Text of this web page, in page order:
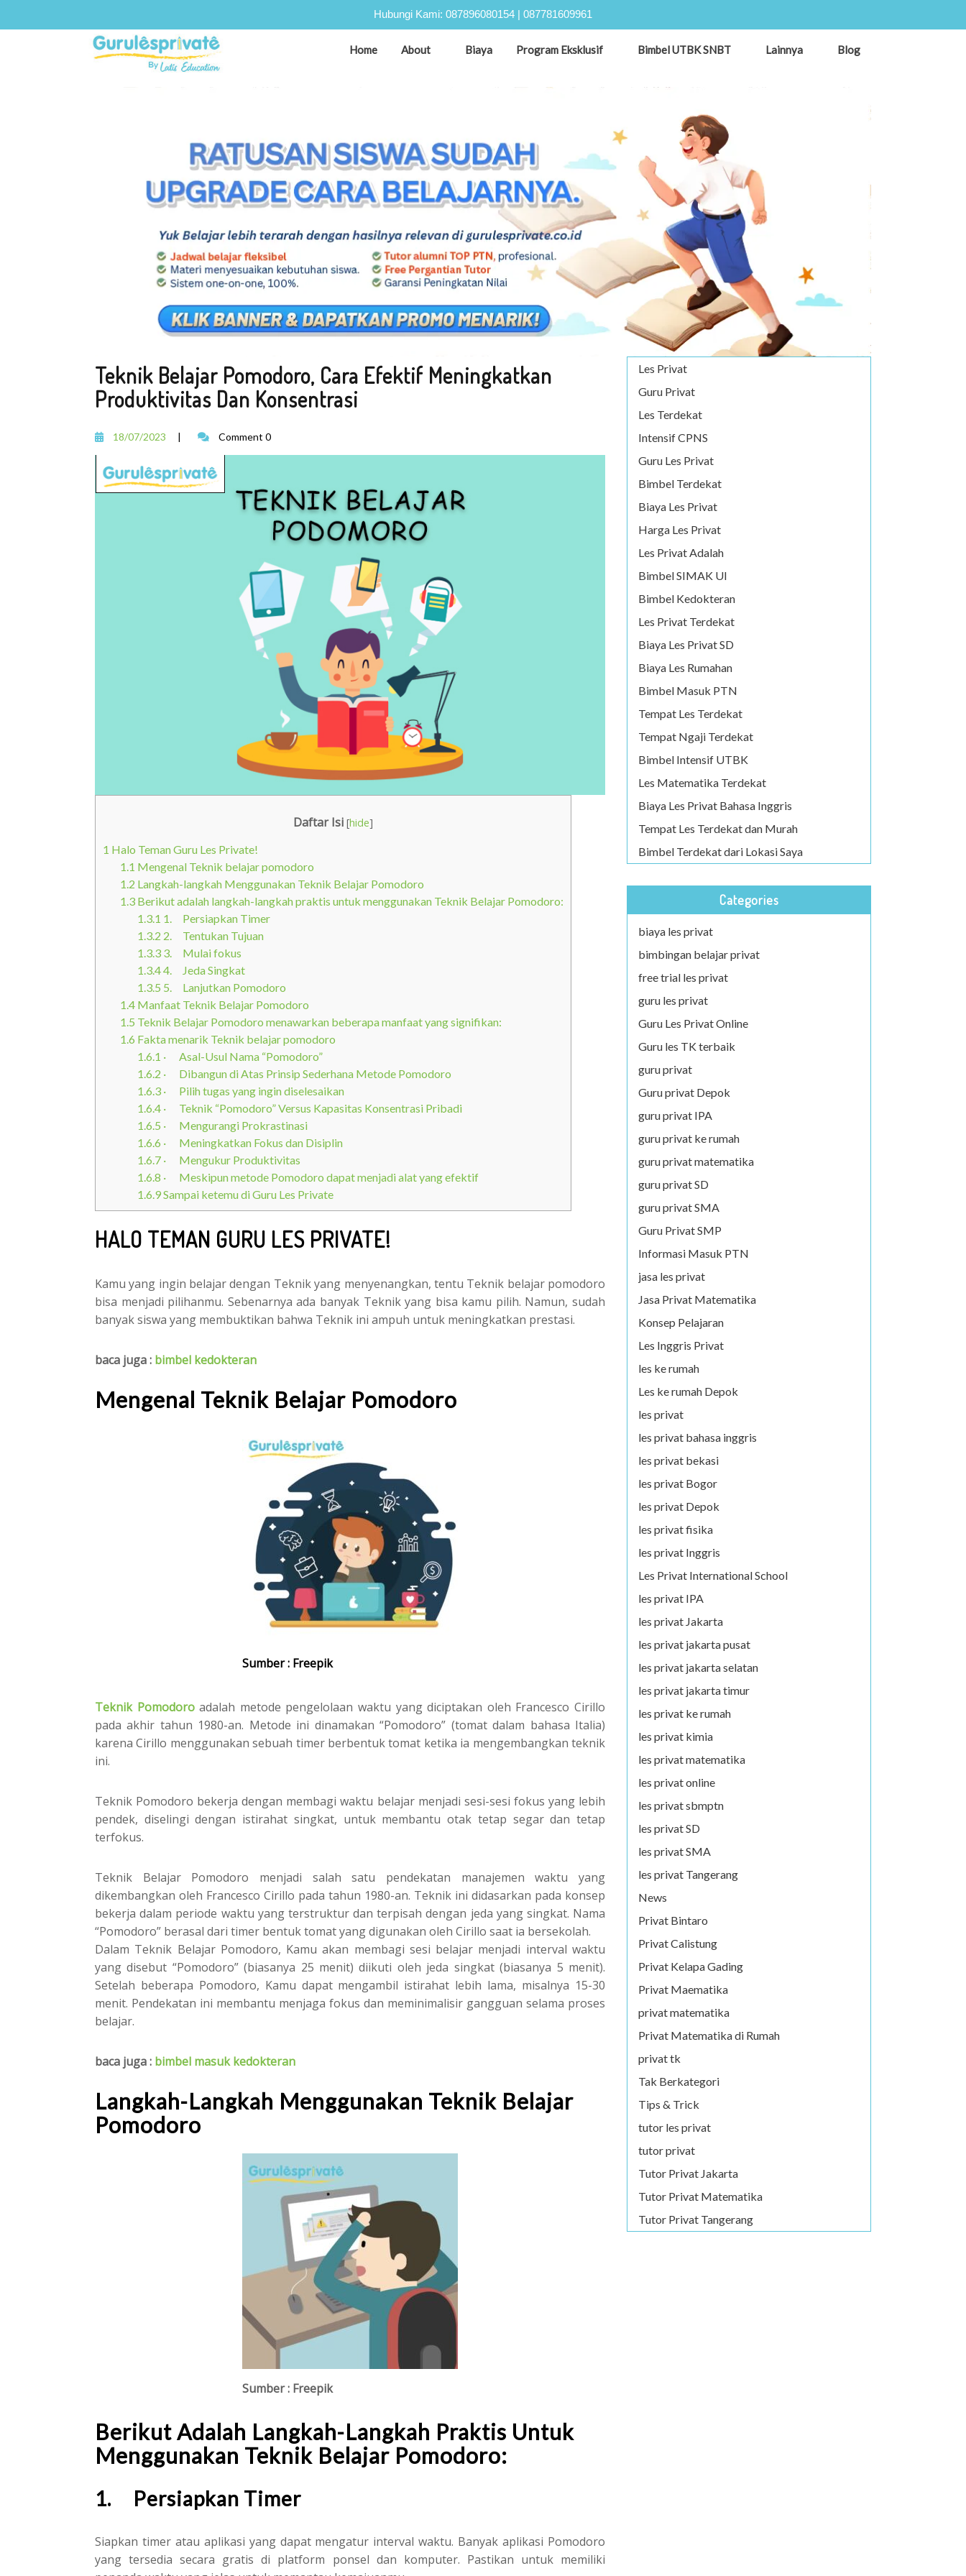
Hubungi Kami: 087896080154 | 087781609961
Home About Biaya Program Eksklusif Bimbel UTBK SNBT Lainnya Blog
Teknik Belajar Pomodoro, Cara Efektif Meningkatkan
Produktivitas Dan Konsentrasi
18/07/2023 | Comment 0
Daftar Isi [hide]
1 Halo Teman Guru Les Private!
1.1 Mengenal Teknik belajar pomodoro
1.2 Langkah-langkah Menggunakan Teknik Belajar Pomodoro
1.3 Berikut adalah langkah-langkah praktis untuk menggunakan Teknik Belajar Pomodoro:
1.3.1 1. Persiapkan Timer
1.3.2 2. Tentukan Tujuan
1.3.3 3. Mulai fokus
1.3.44. Jeda Singkat
1.3.5 5. Lanjutkan Pomodoro
1.4 Manfaat Teknik Belajar Pomodoro
1.5 Teknik Belajar Pomodoro menawarkan beberapa manfaat yang signifikan:
1.6 Fakta menarik Teknik belajar pomodoro
1.6.1 · Asal-Usul Nama “Pomodoro”
1.6.2 · Dibangun di Atas Prinsip Sederhana Metode Pomodoro
1.6.3 · Pilih tugas yang ingin diselesaikan
1.6.4 · Teknik “Pomodoro” Versus Kapasitas Konsentrasi Pribadi
1.6.5 · Mengurangi Prokrastinasi
1.6.6 · Meningkatkan Fokus dan Disiplin
1.6.7 · Mengukur Produktivitas
1.6.8 · Meskipun metode Pomodoro dapat menjadi alat yang efektif
1.6.9Sampai ketemu di Guru Les Private
HALO TEMAN GURU LES PRIVATE!
Kamu yang ingin belajar dengan Teknik yang menyenangkan, tentu Teknik belajar pomodoro
bisa menjadi pilihanmu. Sebenarnya ada banyak Teknik yang bisa kamu pilih. Namun, sudah
banyak siswa yang membuktikan bahwa Teknik ini ampuh untuk meningkatkan prestasi.
baca juga : bimbel kedokteran
Mengenal Teknik Belajar Pomodoro
Sumber : Freepik
Teknik Pomodoroadalah metode pengelolaan waktu yang diciptakan oleh Francesco Cirillo
pada akhir tahun 1980-an. Metode ini dinamakan “Pomodoro” (tomat dalam bahasa Italia)
karena Cirillo menggunakan sebuah timer berbentuk tomat ketika ia mengembangkan teknik
ini.
Teknik Pomodoro bekerja dengan membagi waktu belajar menjadi sesi-sesi fokus yang lebih
pendek, diselingi dengan istirahat singkat, untuk membantu otak tetap segar dan tetap
terfokus.
Teknik Belajar Pomodoro menjadi salah satu pendekatan manajemen waktu yang
dikembangkan oleh Francesco Cirillo pada tahun 1980-an. Teknik ini didasarkan pada konsep
bekerja dalam periode waktu yang terstruktur dan terpisah dengan jeda yang singkat. Nama
“Pomodoro” berasal dari timer bentuk tomat yang digunakan oleh Cirillo saat ia bersekolah.
Dalam Teknik Belajar Pomodoro, Kamu akan membagi sesi belajar menjadi interval waktu
yang disebut “Pomodoro” (biasanya 25 menit) diikuti oleh jeda singkat (biasanya 5 menit).
Setelah beberapa Pomodoro, Kamu dapat mengambil istirahat lebih lama, misalnya 15-30
menit. Pendekatan ini membantu menjaga fokus dan meminimalisir gangguan selama proses
belajar.
baca juga : bimbel masuk kedokteran
Langkah-Langkah Menggunakan Teknik Belajar
Pomodoro
Sumber : Freepik
Berikut Adalah Langkah-Langkah Praktis Untuk
Menggunakan Teknik Belajar Pomodoro:
1. Persiapkan Timer
Siapkan timer atau aplikasi yang dapat mengatur interval waktu. Banyak aplikasi Pomodoro
yang tersedia secara gratis di platform ponsel dan komputer. Pastikan untuk memiliki
Les Privat
Guru Privat
Les Terdekat
Intensif CPNS
Guru Les Privat
Bimbel Terdekat
Biaya Les Privat
Harga Les Privat
Les Privat Adalah
Bimbel SIMAK UI
Bimbel Kedokteran
Les Privat Terdekat
Biaya Les Privat SD
Biaya Les Rumahan
Bimbel Masuk PTN
Tempat Les Terdekat
Tempat Ngaji Terdekat
Bimbel Intensif UTBK
Les Matematika Terdekat
Biaya Les Privat Bahasa Inggris
Tempat Les Terdekat dan Murah
Bimbel Terdekat dari Lokasi Saya
Categories
biaya les privat
bimbingan belajar privat
free trial les privat
guru les privat
Guru Les Privat Online
Guru les TK terbaik
guru privat
Guru privat Depok
guru privat IPA
guru privat ke rumah
guru privat matematika
guru privat SD
guru privat SMA
Guru Privat SMP
Informasi Masuk PTN
jasa les privat
Jasa Privat Matematika
Konsep Pelajaran
Les Inggris Privat
les ke rumah
Les ke rumah Depok
les privat
les privat bahasa inggris
les privat bekasi
les privat Bogor
les privat Depok
les privat fisika
les privat Inggris
Les Privat International School
les privat IPA
les privat Jakarta
les privat jakarta pusat
les privat jakarta selatan
les privat jakarta timur
les privat ke rumah
les privat kimia
les privat matematika
les privat online
les privat sbmptn
les privat SD
les privat SMA
les privat Tangerang
News
Privat Bintaro
Privat Calistung
Privat Kelapa Gading
Privat Maematika
privat matematika
Privat Matematika di Rumah
privat tk
Tak Berkategori
Tips & Trick
tutor les privat
tutor privat
Tutor Privat Jakarta
Tutor Privat Matematika
Tutor Privat Tangerang